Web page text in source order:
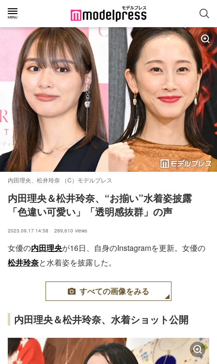
内田理央、松井玲奈 （C）モデルプレス
内田理央＆松井玲奈、“お揃い”水着姿披露
「色違い可愛い」「透明感抜群」の声
2023.09.17 14:58 289,610 views
女優の内田理央が16日、自身のInstagramを更新。女優の
松井玲奈と水着姿を披露した。
すべての画像をみる
内田理央＆松井玲奈、水着ショット公開